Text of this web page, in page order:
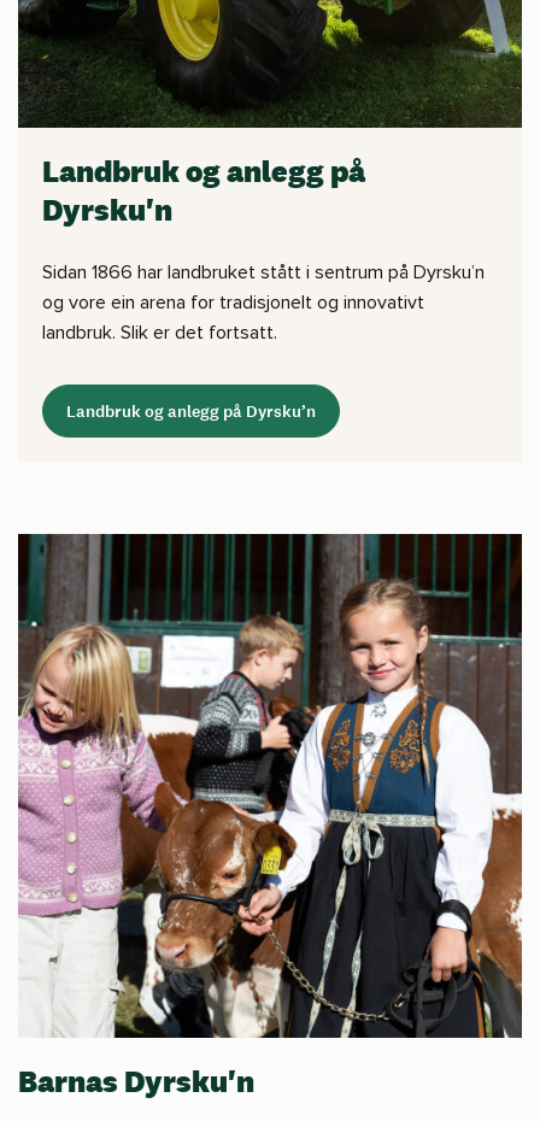
Landbruk og anlegg på
Dyrsku'n
Sidan 1866 har landbruket stått i sentrum på Dyrsku’n
og vore ein arena for tradisjonelt og innovativt
landbruk. Slik er det fortsatt.
Landbruk og anlegg på Dyrsku’n
Barnas Dyrsku'n